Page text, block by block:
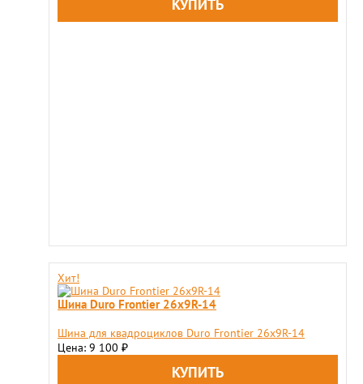
Хит!
Шина Duro Frontier 26x9R-14
Шина для квадроциклов Duro Frontier 26x9R-14
Цена: 9 100 ₽